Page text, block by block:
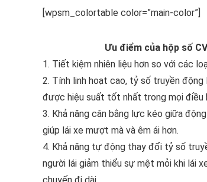
[wpsm_colortable color=”main-color”]
Ưu điểm của hộp số
1. Tiết kiệm nhiên liệu hơn so với các
2. Tính linh hoạt cao, tỷ số truyền
được hiệu suất tốt nhất trong mọi điều
3. Khả năng cân bằng lực kéo giữa
giúp lái xe mượt mà và êm ái hơn.
4. Khả năng tự động thay đổi tỷ số
người lái giảm thiểu sự mệt mỏi khi lái
chuyến đi dài.